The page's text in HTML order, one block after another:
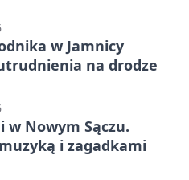
w Jamnicy
na drodze
w Nowym Sączu.
i zagadkami